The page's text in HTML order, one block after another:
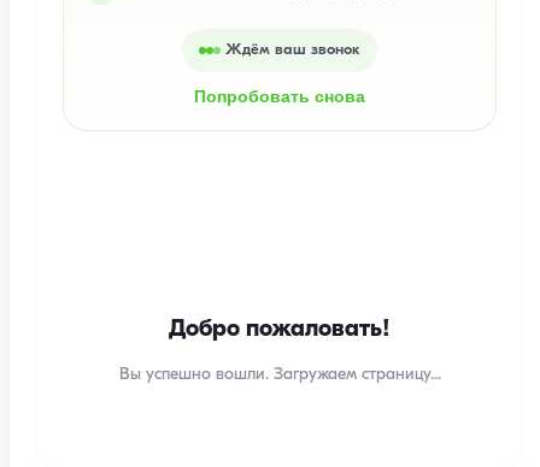
Ждём ваш звонок
Попробовать снова
Добро пожаловать!
Вы успешно вошли. Загружаем страницу...